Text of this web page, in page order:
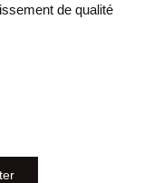
de qualité